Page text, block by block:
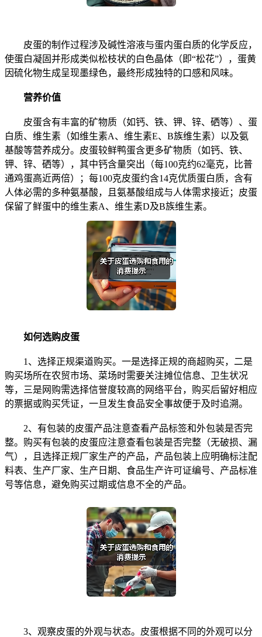
皮蛋的制作过程涉及碱性溶液与蛋内蛋白质的化学反应，
使蛋白凝固并形成类似松枝状的白色晶体（即“松花”），蛋黄
因硫化物生成呈现墨绿色，最终形成独特的口感和风味。
营养价值
皮蛋含有丰富的矿物质（如钙、铁、钾、锌、硒等）、蛋
白质、维生素（如维生素A、维生素E、B族维生素）以及氨
基酸等营养成分。皮蛋较鲜鸭蛋含更多矿物质（如钙、铁、
钾、锌、硒等），其中钙含量突出（每100克约62毫克，比普
通鸡蛋高近两倍）；每100克皮蛋约含14克优质蛋白质，含有
人体必需的多种氨基酸，且氨基酸组成与人体需求接近；皮蛋
保留了鲜蛋中的维生素A、维生素D及B族维生素。
如何选购皮蛋
1、选择正规渠道购买。一是选择正规的商超购买，二是
购买场所在农贸市场、菜场时需要关注摊位信息、卫生状况
等，三是网购需选择信誉度较高的网络平台，购买后留好相应
的票据或购买凭证，一旦发生食品安全事故便于及时追溯。
2、有包装的皮蛋产品注意查看产品标签和外包装是否完
整。购买有包装的皮蛋应注意查看包装是否完整（无破损、漏
气），且选择正规厂家生产的产品，产品包装上应明确标注配
料表、生产厂家、生产日期、食品生产许可证编号、产品标准
号等信息，避免购买过期或信息不全的产品。
3、观察皮蛋的外观与状态。皮蛋根据不同的外观可以分